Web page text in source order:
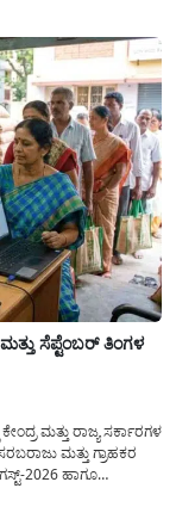
ಸೆಪ್ಟೆಂಬರ್ ತಿಂಗಳ
ಮತ್ತು ರಾಜ್ಯ ಸರ್ಕಾರಗಳ
ಮತ್ತು ಗ್ರಾಹಕರ
2026 ಹಾಗೂ